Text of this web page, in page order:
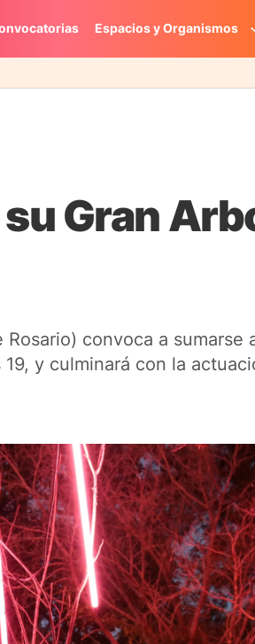
Espacios y Organismos
Gran
convoca a sumarse
y culminará con la